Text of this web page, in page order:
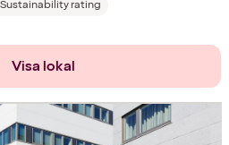
Sustainability rating
Visa lokal